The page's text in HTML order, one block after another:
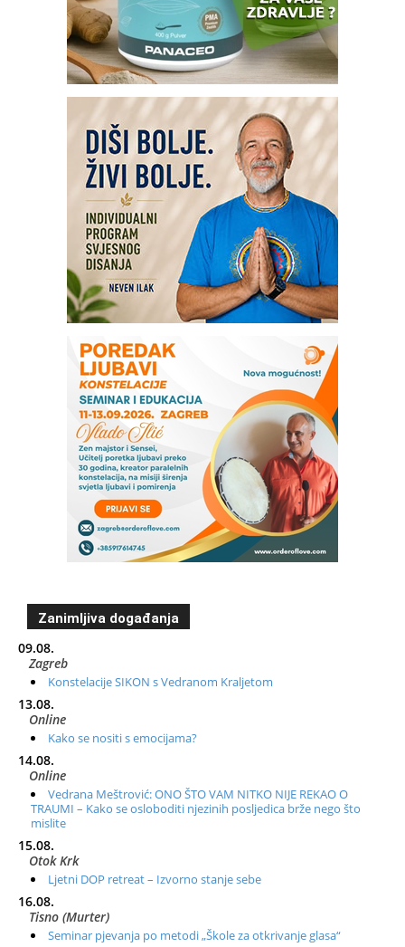
Zanimljiva događanja
09.08.
Zagreb
Konstelacije SIKON s Vedranom Kraljetom
13.08.
Online
Kako se nositi s emocijama?
14.08.
Online
Vedrana Meštrović: ONO ŠTO VAM NITKO NIJE REKAO O
TRAUMI – Kako se osloboditi njezinih posljedica brže nego što
mislite
15.08.
Otok Krk
Ljetni DOP retreat – Izvorno stanje sebe
16.08.
Tisno (Murter)
Seminar pjevanja po metodi „Škole za otkrivanje glasa“